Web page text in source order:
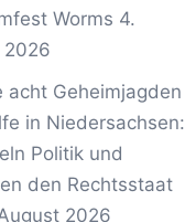
Worms 4.
2026
acht Geheimjagden
in Niedersachsen:
Politik und
den Rechtsstaat
2026